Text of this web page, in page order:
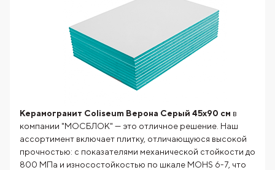
Керамогранит Coliseum Верона Серый 45х90 см в
компании "МОСБЛОК" — это отличное решение. Наш
ассортимент включает плитку, отличающуюся высокой
прочностью: с показателями механической стойкости до
800 МПа и износостойкостью по шкале MOHS 6-7, что